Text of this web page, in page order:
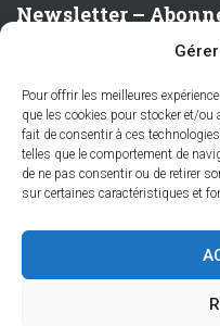
Pour offrir les meilleures
que les cookies pour stocker et/
fait de consentir à ces
telles que le comportement de
de ne pas consentir ou de retirer
sur certaines caractéristiques et
Newsletter –
Prénom ou nom complet
Email